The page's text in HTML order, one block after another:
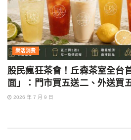
樂活消費
股民瘋狂茶會！丘森茶室全台
面」：門市買五送二、外送買
2026 年 7 月 9 日